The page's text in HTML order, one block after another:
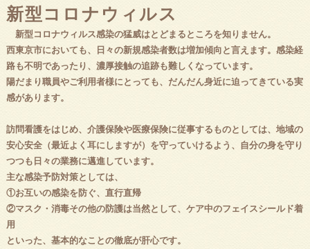
新型コロナウィルス
新型コロナウィルス感染の猛威はとどまるところを知りません。
西東京市においても、日々の新規感染者数は増加傾向と言えます。感染経
路も不明であったり、濃厚接触の追跡も難しくなっています。
陽だまり職員やご利用者様にとっても、だんだん身近に迫ってきている実
感があります。
訪問看護をはじめ、介護保険や医療保険に従事するものとしては、地域の
安心安全（最近よく耳にしますが）を守っていけるよう、自分の身を守り
つつも日々の業務に邁進しています。
主な感染予防対策としては、
①お互いの感染を防ぐ、直行直帰
②マスク・消毒その他の防護は当然として、ケア中のフェイスシールド着
用
といった、基本的なことの徹底が肝心です。